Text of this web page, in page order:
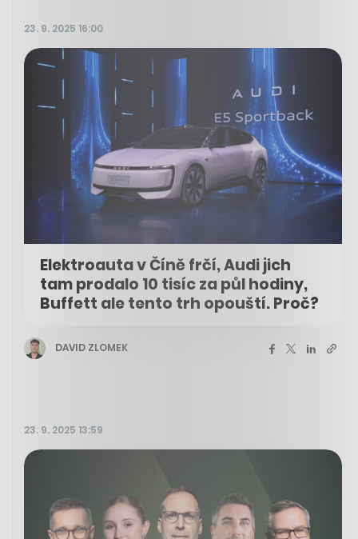
23. 9. 2025 16:00
Elektroauta v Číně frčí, Audi jich
tam prodalo 10 tisíc za půl hodiny,
Buffett ale tento trh opouští. Proč?
DAVID ZLOMEK
23. 9. 2025 13:59